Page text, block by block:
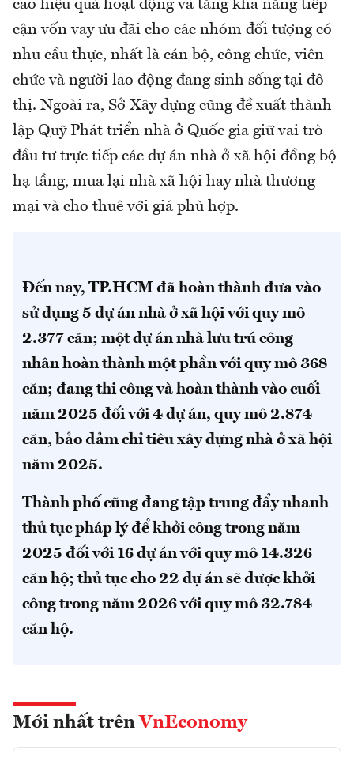
cao hiệu quả hoạt động và tăng khả năng tiếp
cận vốn vay ưu đãi cho các nhóm đối tượng có
nhu cầu thực, nhất là cán bộ, công chức, viên
chức và người lao động đang sinh sống tại đô
thị. Ngoài ra, Sở Xây dựng cũng đề xuất thành
lập Quỹ Phát triển nhà ở Quốc gia giữ vai trò
đầu tư trực tiếp các dự án nhà ở xã hội đồng bộ
hạ tầng, mua lại nhà xã hội hay nhà thương
mại và cho thuê với giá phù hợp.
Đến nay, TP.HCM đã hoàn thành đưa vào
sử dụng 5 dự án nhà ở xã hội với quy mô
2.377 căn; một dự án nhà lưu trú công
nhân hoàn thành một phần với quy mô 368
căn; đang thi công và hoàn thành vào cuối
năm 2025 đối với 4 dự án, quy mô 2.874
căn, bảo đảm chỉ tiêu xây dựng nhà ở xã hội
năm 2025.
Thành phố cũng đang tập trung đẩy nhanh
thủ tục pháp lý để khởi công trong năm
2025 đối với 16 dự án với quy mô 14.326
căn hộ; thủ tục cho 22 dự án sẽ được khởi
công trong năm 2026 với quy mô 32.784
căn hộ.
Mới nhất trên VnEconomy